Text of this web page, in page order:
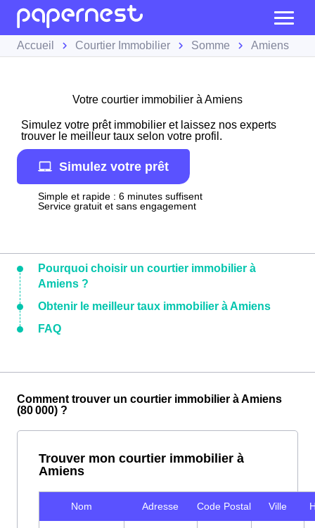
Accueil Courtier Immobilier Somme Amiens
Votre courtier immobilier à Amiens
Simulez votre prêt immobilier et laissez nos experts
trouver le meilleur taux selon votre profil.
Simulez votre prêt
Simple et rapide : 6 minutes suffisent
Service gratuit et sans engagement
Pourquoi choisir un courtier immobilier à
Amiens ?
Obtenir le meilleur taux immobilier à Amiens
FAQ
Comment trouver un courtier immobilier à Amiens
(80 000) ?
Trouver mon courtier immobilier à
Amiens
Nom Adresse Code Postal Ville